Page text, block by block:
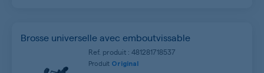
Brosse universelle avec emboutvissable
Ref. produit : 481281718537
Produit Original